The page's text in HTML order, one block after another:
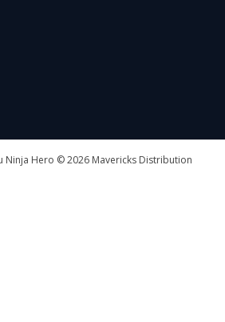
Ninja Hero © 2026 Mavericks Distribution